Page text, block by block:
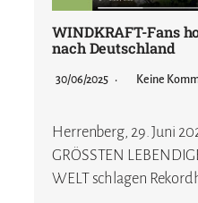
WINDKRAFT-Fans
nach Deutschland
30/06/2025 Keine
Herrenberg, 29. Juni
GRÖSSTEN
WELT schlagen